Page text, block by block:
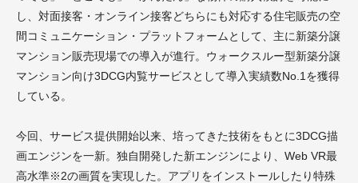
し、対面接客・オンライン接客どちらにも対応する住宅販売の空
間コミュニケーション・プラットフォームとして、主に新築分譲
マンション販売現場での導入が進行。ウォークスルー型新築分譲
マンション向け3DCG内覧サービスとして導入実績数No.1を獲得
している。
今回、サービス提供開始以来、培ってきた技術をもとに3DCG描
画エンジンを一新。独自開発した新エンジンにより、Web VR最
高水準※2の画質を実現した。アプリをインストールしたり特殊